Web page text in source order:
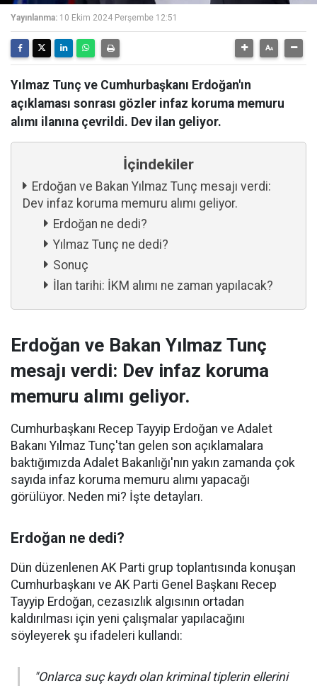
Yayınlanma: 10 Ekim 2024 Perşembe 12:51
Yılmaz Tunç ve Cumhurbaşkanı Erdoğan'ın
açıklaması sonrası gözler infaz koruma memuru
alımı ilanına çevrildi. Dev ilan geliyor.
İçindekiler
Erdoğan ve Bakan Yılmaz Tunç mesajı verdi:
Dev infaz koruma memuru alımı geliyor.
Erdoğan ne dedi?
Yılmaz Tunç ne dedi?
Sonuç
İlan tarihi: İKM alımı ne zaman yapılacak?
Erdoğan ve Bakan Yılmaz Tunç
mesajı verdi: Dev infaz koruma
memuru alımı geliyor.
Cumhurbaşkanı Recep Tayyip Erdoğan ve Adalet
Bakanı Yılmaz Tunç'tan gelen son açıklamalara
baktığımızda Adalet Bakanlığı'nın yakın zamanda çok
sayıda infaz koruma memuru alımı yapacağı
görülüyor. Neden mi? İşte detayları.
Erdoğan ne dedi?
Dün düzenlenen AK Parti grup toplantısında konuşan
Cumhurbaşkanı ve AK Parti Genel Başkanı Recep
Tayyip Erdoğan, cezasızlık algısının ortadan
kaldırılması için yeni çalışmalar yapılacağını
söyleyerek şu ifadeleri kullandı:
"Onlarca suç kaydı olan kriminal tiplerin ellerini